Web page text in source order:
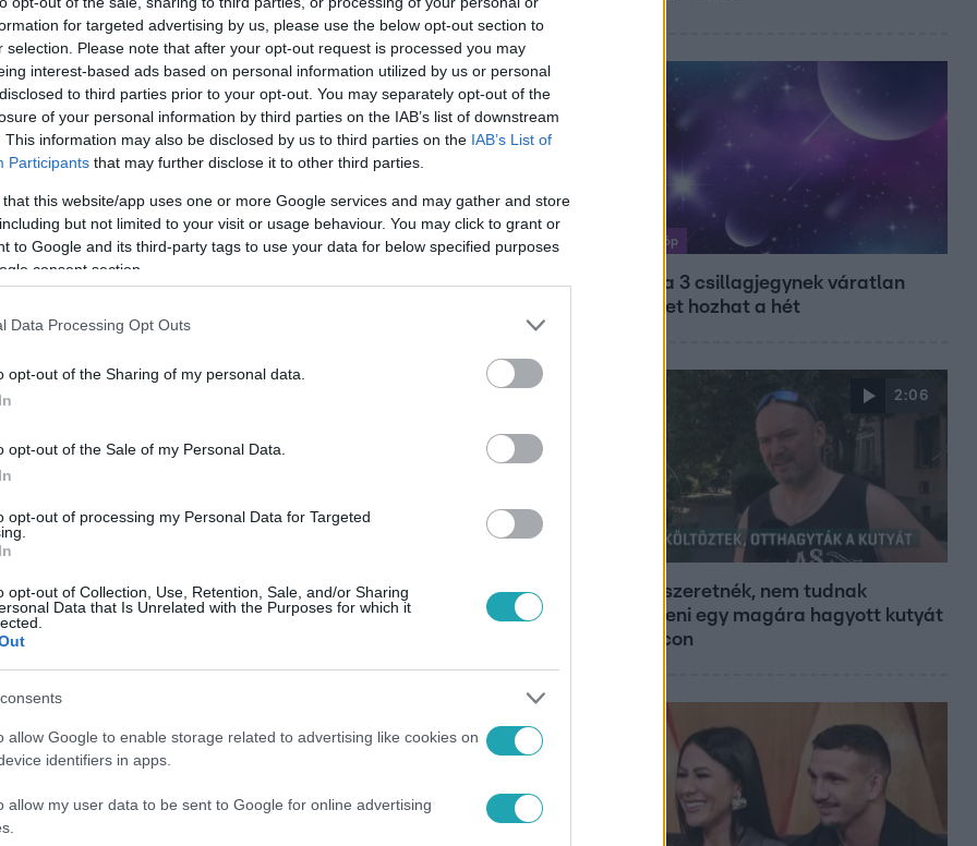
for targeted advertising by us, please use the below opt-out section to
selection. Please note that after your opt-out request is processed you may
interest-based ads based on personal information utilized by us or personal
to third parties prior to your opt-out. You may separately opt-out of the
of your personal information by third parties on the IAB’s list of downstream
This information may also be disclosed by us to third parties on the IAB’s List of
Participants that may further disclose it to other third parties.
that this website/app uses one or more Google services and may gather and store
but not limited to your visit or usage behaviour. You may click to grant or
to Google and its third-party tags to use your data for below specified purposes
consent section.
Data Processing Opt Outs
opt-out of the Sharing of my personal data.
opt-out of the Sale of my Personal Data.
opt-out of processing my Personal Data for Targeted
opt-out of Collection, Use, Retention, Sale, and/or Sharing
Data that Is Unrelated with the Purposes for which it
allow Google to enable storage related to advertising like cookies on
identifiers in apps.
allow my user data to be sent to Google for online advertising
Link másolása
küzdelmét láthatják a gasztronómia
is. Az RTLII-n jelentkező A
gyermekek mérkőznek meg egymással,
is lehet valakiből profi
kenyérre kennie a zsűrit, vagyis
Pierre-t.
legyen a Google-találatokban!
Horoszkóp
Ennek a 3 csillagjegynek váratlan
sikereket hozhat a hét
2:06
Hiába szeretnék, nem tudnak
kimenteni egy magára hagyott kutyát
Miskolcon